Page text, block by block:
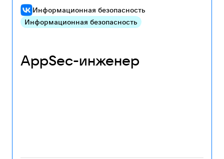
Информационная безопасность
Информационная безопасность
AppSec-инженер